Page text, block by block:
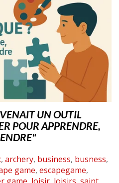
UN OUTIL
POUR APPRENDRE,
, archery, business, busness,
game, escapegame,
game, loisir, loisirs, saint